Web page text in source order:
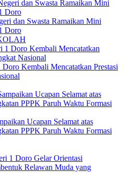
dan Swasta Ramaikan Mini
Doro
Kembali Mencatatkan Prestasi
Ucapan Selamat atas
PPPK Paruh Waktu Formasi